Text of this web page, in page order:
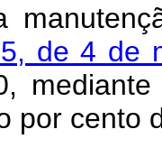
de 4 de
por cento